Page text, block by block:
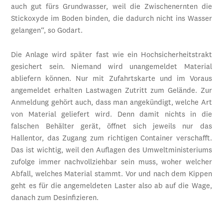
auch gut fürs Grundwasser, weil die Zwischenernten die
Stickoxyde im Boden binden, die dadurch nicht ins Wasser
gelangen“, so Godart.
Die Anlage wird später fast wie ein Hochsicherheitstrakt
gesichert sein. Niemand wird unangemeldet Material
abliefern können. Nur mit Zufahrtskarte und im Voraus
angemeldet erhalten Lastwagen Zutritt zum Gelände. Zur
Anmeldung gehört auch, dass man angekündigt, welche Art
von Material geliefert wird. Denn damit nichts in die
falschen Behälter gerät, öffnet sich jeweils nur das
Hallentor, das Zugang zum richtigen Container verschafft.
Das ist wichtig, weil den Auflagen des Umweltministeriums
zufolge immer nachvollziehbar sein muss, woher welcher
Abfall, welches Material stammt. Vor und nach dem Kippen
geht es für die angemeldeten Laster also ab auf die Wage,
danach zum Desinfizieren.